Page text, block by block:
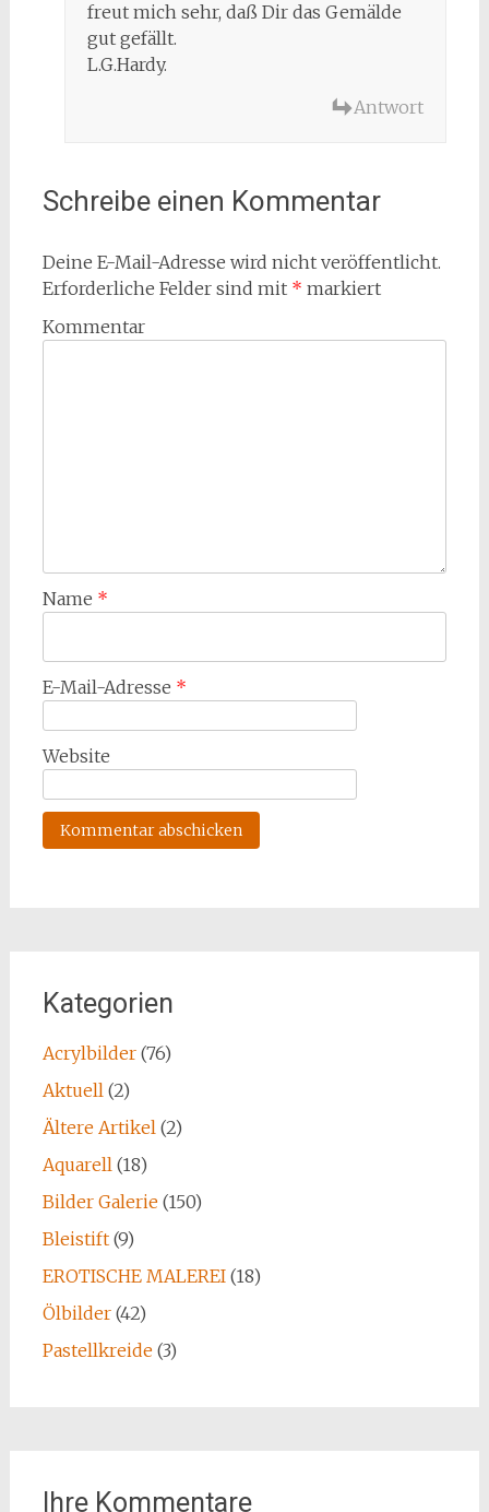
freut mich sehr, daß Dir das Gemälde
gut gefällt.
L.G.Hardy.
Antwort
Schreibe einen Kommentar
Deine E-Mail-Adresse wird nicht veröffentlicht.
Erforderliche Felder sind mit * markiert
Kommentar
Name *
E-Mail-Adresse *
Website
Kategorien
Acrylbilder(76)
Aktuell(2)
Ältere Artikel(2)
Aquarell(18)
Bilder Galerie(150)
Bleistift(9)
EROTISCHE MALEREI(18)
Ölbilder(42)
Pastellkreide(3)
Ihre Kommentare